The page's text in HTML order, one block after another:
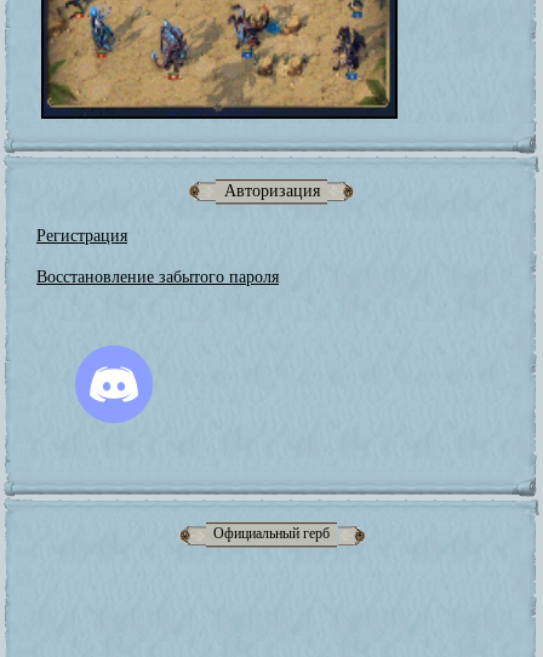
Авторизация
Регистрация
Восстановление забытого пароля
Официальный герб